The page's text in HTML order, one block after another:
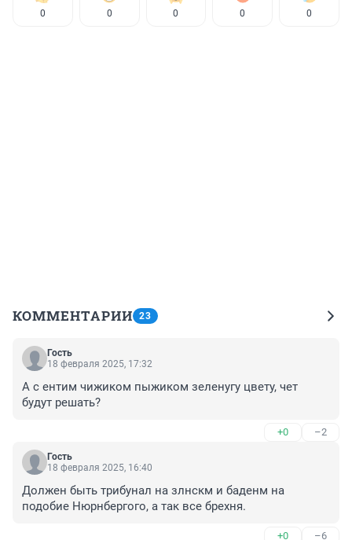
0 0 0 0 0
КОММЕНТАРИИ 23
Гость
18 февраля 2025, 17:32
А с ентим чижиком пыжиком зеленугу цвету, чет
будут решать?
+0 –2
Гость
18 февраля 2025, 16:40
Должен быть трибунал на злнскм и баденм на
подобие Нюрнбергого, а так все брехня.
+0 –6